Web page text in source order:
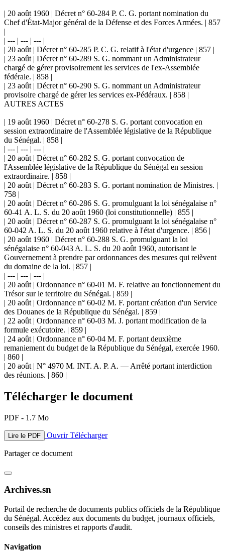
| 20 août 1960 | Décret n° 60-284 P. C. G. portant nomination du
Chef d'État-Major général de la Défense et des Forces Armées. | 857
|
| --- | --- | --- |
| 20 août | Décret n° 60-285 P. C. G. relatif à l'état d'urgence | 857 |
| 23 août | Décret n° 60-289 S. G. nommant un Administrateur
chargé de gérer provisoirement les services de l'ex-Assemblée
fédérale. | 858 |
| 23 août | Décret n° 60-290 S. G. nommant un Administrateur
provisoire chargé de gérer les services ex-Pédéraux. | 858 |
AUTRES ACTES
| 19 août 1960 | Décret n° 60-278 S. G. portant convocation en
session extraordinaire de l'Assemblée législative de la République
du Sénégal. | 858 |
| --- | --- | --- |
| 20 août | Décret n° 60-282 S. G. portant convocation de
l'Assemblée législative de la République du Sénégal en session
extraordinaire. | 858 |
| 20 août | Décret n° 60-283 S. G. portant nomination de Ministres. |
758 |
| 20 août | Décret n° 60-286 S. G. promulguant la loi sénégalaise n°
60-41 A. L. S. du 20 août 1960 (loi constitutionnelle) | 855 |
| 20 août | Décret n° 60-287 S. G. promulguant la loi sénégalaise n°
60-042 A. L. S. du 20 août 1960 relative à l'état d'urgence. | 856 |
| 20 août 1960 | Décret n° 60-288 S. G. promulguant la loi
sénégalaise n° 60-043 A. L. S. du 20 août 1960, autorisant le
Gouvernement à prendre par ordonnances des mesures qui relèvent
du domaine de la loi. | 857 |
| --- | --- | --- |
| 20 août | Ordonnance n° 60-01 M. F. relative au fonctionnement du
Trésor sur le territoire du Sénégal. | 859 |
| 20 août | Ordonnance n° 60-02 M. F. portant création d'un Service
des Douanes de la République du Sénégal. | 859 |
| 22 août | Ordonnance n° 60-03 M. J. portant modification de la
formule exécutoire. | 859 |
| 24 août | Ordonnance n° 60-04 M. F. portant deuxième
remaniement du budget de la République du Sénégal, exercée 1960.
| 860 |
| 20 août | N° 4970 M. INT. A. P. A. — Arrêté portant interdiction
des réunions. | 860 |
Télécharger le document
PDF - 1.7 Mo
Lire le PDF OuvrirTélécharger
Partager ce document
Archives.sn
Portail de recherche de documents publics officiels de la République
du Sénégal. Accédez aux documents du budget, journaux officiels,
conseils des ministres et rapports d'audit.
Navigation